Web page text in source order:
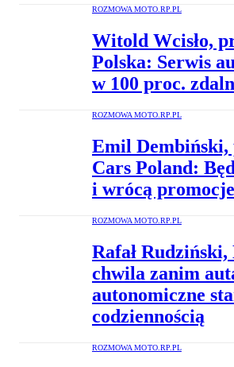
ROZMOWA MOTO.RP.PL
Witold Wcisło,
Polska: Serwis
w 100 proc.
ROZMOWA MOTO.RP.PL
Emil Dembiński,
Cars Poland:
i wrócą promocje
ROZMOWA MOTO.RP.PL
Rafał
chwila zanim
autonomiczne
codziennością
ROZMOWA MOTO.RP.PL